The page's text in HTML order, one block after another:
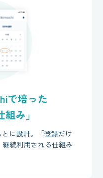
で培った
組み」
に設計。「登録だけ
続利用される仕組み